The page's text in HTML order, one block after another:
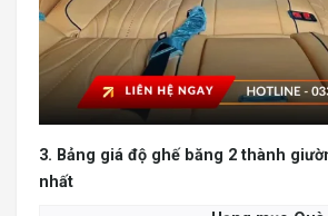
3. Bảng giá độ ghế băng 2 thành
nhất